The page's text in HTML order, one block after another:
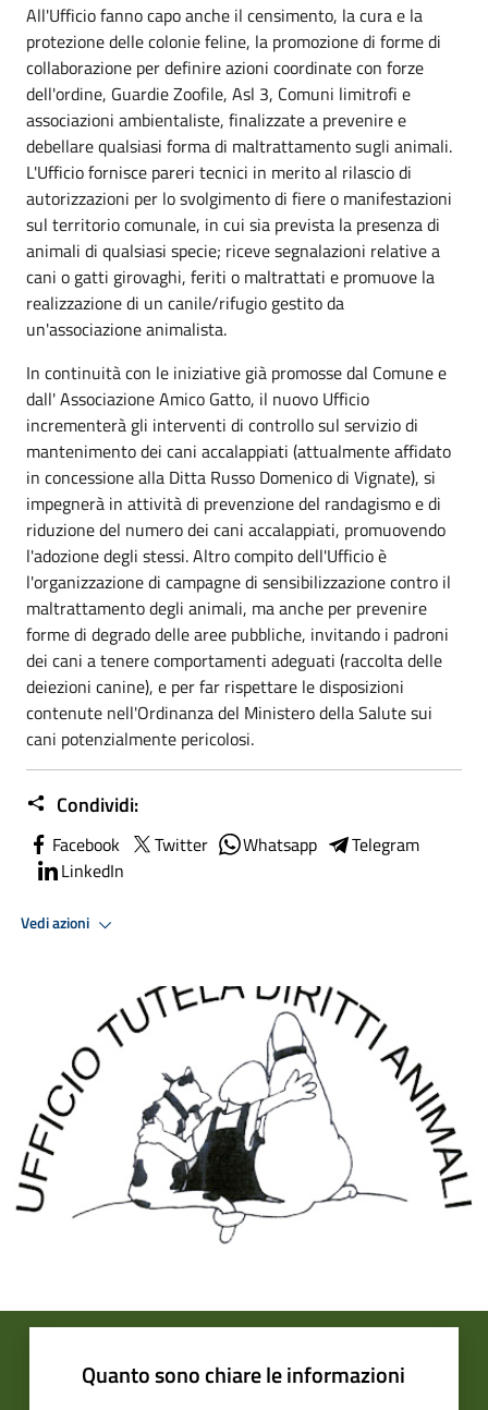
All'Ufficio fanno capo anche il censimento, la cura e la
protezione delle colonie feline, la promozione di forme di
collaborazione per definire azioni coordinate con forze
dell'ordine, Guardie Zoofile, Asl 3, Comuni limitrofi e
associazioni ambientaliste, finalizzate a prevenire e
debellare qualsiasi forma di maltrattamento sugli animali.
L'Ufficio fornisce pareri tecnici in merito al rilascio di
autorizzazioni per lo svolgimento di fiere o manifestazioni
sul territorio comunale, in cui sia prevista la presenza di
animali di qualsiasi specie; riceve segnalazioni relative a
cani o gatti girovaghi, feriti o maltrattati e promuove la
realizzazione di un canile/rifugio gestito da
un'associazione animalista.
In continuità con le iniziative già promosse dal Comune e
dall' Associazione Amico Gatto, il nuovo Ufficio
incrementerà gli interventi di controllo sul servizio di
mantenimento dei cani accalappiati (attualmente affidato
in concessione alla Ditta Russo Domenico di Vignate), si
impegnerà in attività di prevenzione del randagismo e di
riduzione del numero dei cani accalappiati, promuovendo
l'adozione degli stessi. Altro compito dell'Ufficio è
l'organizzazione di campagne di sensibilizzazione contro il
maltrattamento degli animali, ma anche per prevenire
forme di degrado delle aree pubbliche, invitando i padroni
dei cani a tenere comportamenti adeguati (raccolta delle
deiezioni canine), e per far rispettare le disposizioni
contenute nell'Ordinanza del Ministero della Salute sui
cani potenzialmente pericolosi.
Condividi:
Facebook Twitter Whatsapp
Telegram
LinkedIn
Vedi azioni
Quanto sono chiare le informazioni